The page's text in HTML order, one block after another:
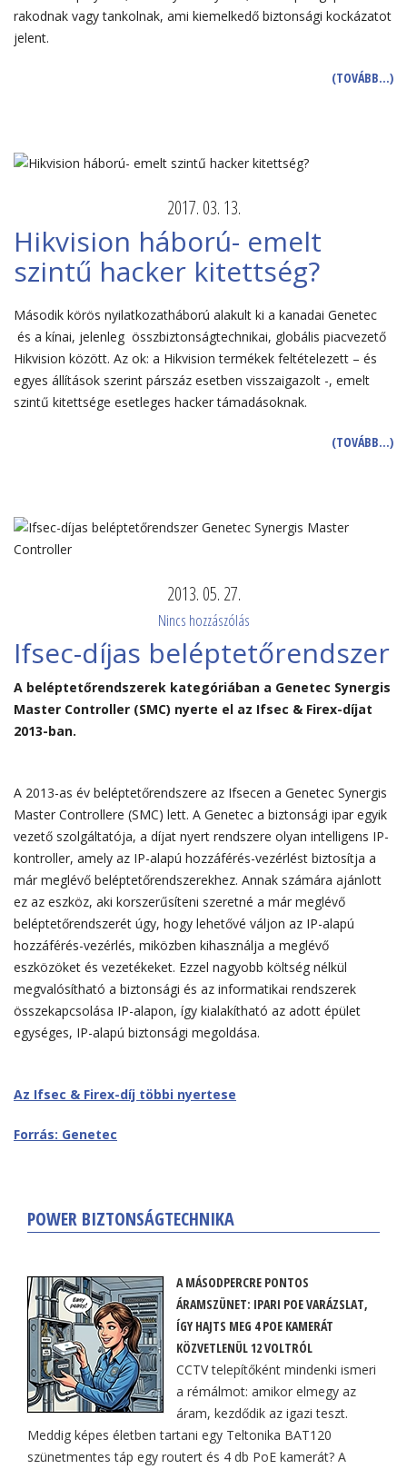
rakodnak vagy tankolnak, ami kiemelkedő biztonsági kockázatot
jelent.
(TOVÁBB…)
2017. 03. 13.
Hikvision háború- emelt
szintű hacker kitettség?
Második körös nyilatkozatháború alakult ki a kanadai Genetec
és a kínai, jelenleg összbiztonságtechnikai, globális piacvezető
Hikvision között. Az ok: a Hikvision termékek feltételezett – és
egyes állítások szerint párszáz esetben visszaigazolt -, emelt
szintű kitettsége esetleges hacker támadásoknak.
(TOVÁBB…)
2013. 05. 27.
Nincs hozzászólás
Ifsec-díjas beléptetőrendszer
A beléptetőrendszerek kategóriában a Genetec Synergis
Master Controller (SMC) nyerte el az Ifsec & Firex-díjat
2013-ban.
A 2013-as év beléptetőrendszere az Ifsecen a Genetec Synergis
Master Controllere (SMC) lett. A Genetec a biztonsági ipar egyik
vezető szolgáltatója, a díjat nyert rendszere olyan intelligens IP-
kontroller, amely az IP-alapú hozzáférés-vezérlést biztosítja a
már meglévő beléptetőrendszerekhez. Annak számára ajánlott
ez az eszköz, aki korszerűsíteni szeretné a már meglévő
beléptetőrendszerét úgy, hogy lehetővé váljon az IP-alapú
hozzáférés-vezérlés, miközben kihasználja a meglévő
eszközöket és vezetékeket. Ezzel nagyobb költség nélkül
megvalósítható a biztonsági és az informatikai rendszerek
összekapcsolása IP-alapon, így kialakítható az adott épület
egységes, IP-alapú biztonsági megoldása.
Az Ifsec & Firex-díj többi nyertese
Forrás: Genetec
POWER BIZTONSÁGTECHNIKA
A MÁSODPERCRE PONTOS
ÁRAMSZÜNET: IPARI POE VARÁZSLAT,
ÍGY HAJTS MEG 4 POE KAMERÁT
KÖZVETLENÜL 12 VOLTRÓL
CCTV telepítőként mindenki ismeri
a rémálmot: amikor elmegy az
áram, kezdődik az igazi teszt.
Meddig képes életben tartani egy Teltonika BAT120
szünetmentes táp egy routert és 4 db PoE kamerát? A